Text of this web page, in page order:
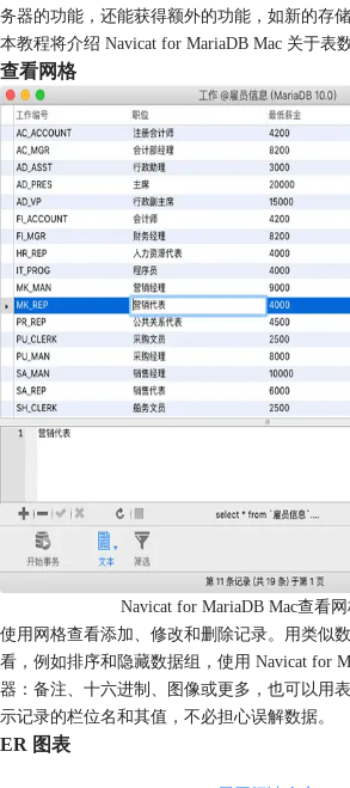
务器的功能，还能获得额外的功能，如新的存
本教程将介绍 Navicat for MariaDB Mac 关于表
查看网格
Navicat for MariaDB Mac查看
使用网格查看添加、修改和删除记录。用类似
看，例如排序和隐藏数据组，使用 Navicat for
器：备注、十六进制、图像或更多，也可以用
示记录的栏位名和其值，不必担心误解数据。
ER 图表